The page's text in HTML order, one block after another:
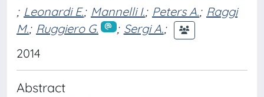
; Leonardi E.; Mannelli I.; Peters A.; Raggi
M.; Ruggiero G. ; Sergi A.;
2014
Abstract